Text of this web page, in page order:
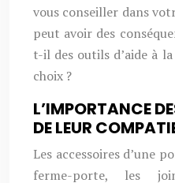
vous conseiller dans
peut avoir des
t-il des outils d’aide à
choix ?
L’IMPORTANCE
DE LEUR
Les accessoires d’une
ferme-porte, les